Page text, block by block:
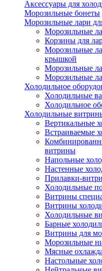
Аксессуары для
Морозильные бонеты
Морозильные лари
Морозильные
Корзины для
Морозильные
крышкой
Морозильные
Морозильные
Холодильное
Холодильные
Холодильное
Холодильные
Вертикальные
Встраиваемые
витрины
Напольные
Настенные
Прилавки-
Холодильные
Витрины
Витрины
Холодильные
Барные
Витрины для
Морозильные
Мясные
Настольные